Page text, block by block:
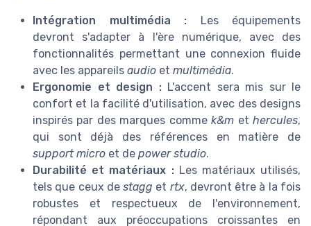
Intégration multimédia : Les équipements
devront s'adapter à l'ère numérique, avec des
fonctionnalités permettant une connexion fluide
avec les appareils audio et multimédia.
Ergonomie et design :L'accent sera mis sur le
confort et la facilité d'utilisation, avec des designs
inspirés par des marques commek&m ethercules,
qui sont déjà des références en matière de
support micro et de power studio.
Durabilité et matériaux :Les matériaux utilisés,
tels que ceux destagg et rtx, devront être à la fois
robustes et respectueux de l'environnement,
répondant aux préoccupations croissantes en